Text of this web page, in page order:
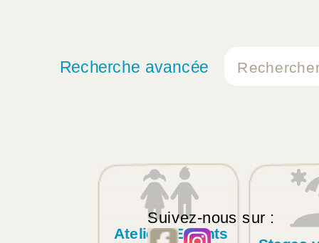
Recherche avancée
Suivez-nous sur :
Ateliers Enfants